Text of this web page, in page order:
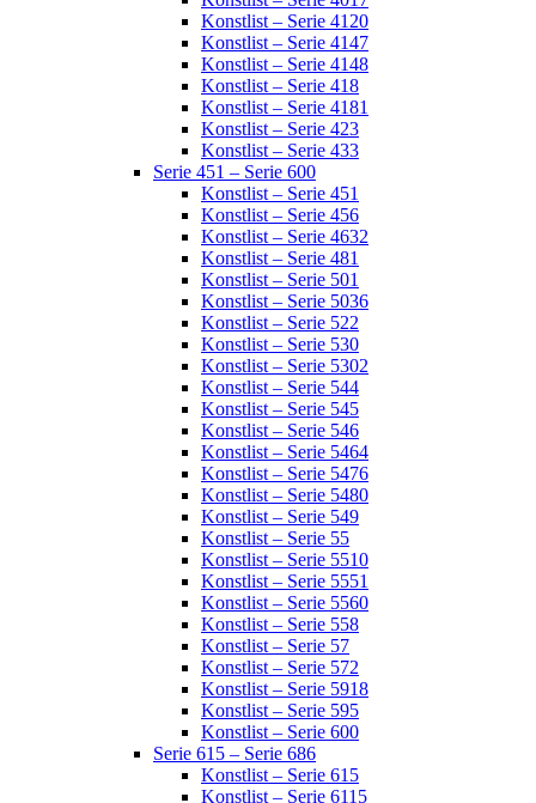
Konstlist – Serie 4120
Konstlist – Serie 4147
Konstlist – Serie 4148
Konstlist – Serie 418
Konstlist – Serie 4181
Konstlist – Serie 423
Konstlist – Serie 433
Serie 451 – Serie 600
Konstlist – Serie 451
Konstlist – Serie 456
Konstlist – Serie 4632
Konstlist – Serie 481
Konstlist – Serie 501
Konstlist – Serie 5036
Konstlist – Serie 522
Konstlist – Serie 530
Konstlist – Serie 5302
Konstlist – Serie 544
Konstlist – Serie 545
Konstlist – Serie 546
Konstlist – Serie 5464
Konstlist – Serie 5476
Konstlist – Serie 5480
Konstlist – Serie 549
Konstlist – Serie 55
Konstlist – Serie 5510
Konstlist – Serie 5551
Konstlist – Serie 5560
Konstlist – Serie 558
Konstlist – Serie 57
Konstlist – Serie 572
Konstlist – Serie 5918
Konstlist – Serie 595
Konstlist – Serie 600
Serie 615 – Serie 686
Konstlist – Serie 615
Konstlist – Serie 6115